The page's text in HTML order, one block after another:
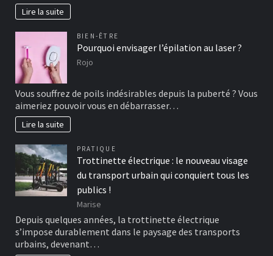
Lire la suite
BIEN-ÊTRE
Pourquoi envisager l’épilation au laser ?
Rojo
Vous souffrez de poils indésirables depuis la puberté ? Vous
aimeriez pouvoir vous en débarrasser…
Lire la suite
PRATIQUE
Trottinette électrique : le nouveau visage
du transport urbain qui conquiert tous les
publics !
Marise
Depuis quelques années, la trottinette électrique
s’impose durablement dans le paysage des transports
urbains, devenant…